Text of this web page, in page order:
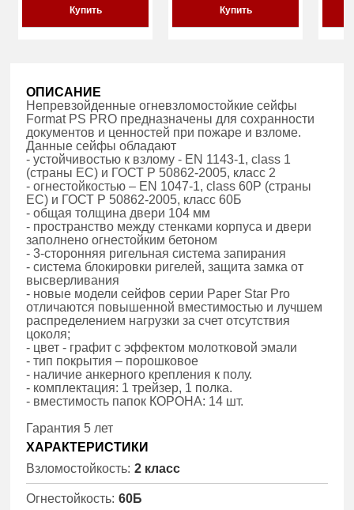
Купить Купить
ОПИСАНИЕ
Непревзойденные огневзломостойкие сейфы
Format PS PRO предназначены для сохранности
документов и ценностей при пожаре и взломе.
Данные сейфы обладают
- устойчивостью к взлому - EN 1143-1, class 1
(страны ЕС) и ГОСТ Р 50862-2005, класс 2
- огнестойкостью – EN 1047-1, class 60P (страны
ЕС) и ГОСТ Р 50862-2005, класс 60Б
- общая толщина двери 104 мм
- пространство между стенками корпуса и двери
заполнено огнестойким бетоном
- 3-сторонняя ригельная система запирания
- система блокировки ригелей, защита замка от
высверливания
- новые модели сейфов серии Paper Star Pro
отличаются повышенной вместимостью и лучшем
распределением нагрузки за счет отсутствия
цоколя;
- цвет - графит с эффектом молотковой эмали
- тип покрытия – порошковое
- наличие анкерного крепления к полу.
- комплектация: 1 трейзер, 1 полка.
- вместимость папок КОРОНА: 14 шт.
Гарантия 5 лет
ХАРАКТЕРИСТИКИ
Взломостойкость: 2 класс
Огнестойкость: 60Б